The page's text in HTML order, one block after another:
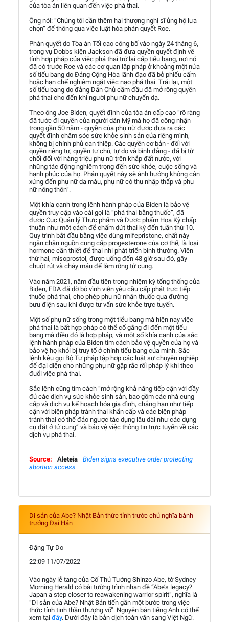
của tòa án liên quan đến việc phá thai.
Ông nói: “Chúng tôi cần thêm hai thượng nghị sĩ ủng hộ lựa
chọn” để thông qua việc luật hóa phán quyết Roe.
Phán quyết do Tòa án Tối cao công bố vào ngày 24 tháng 6,
trong vụ Dobbs kiện Jackson đã đưa quyền quyết định về
tính hợp pháp của việc phá thai trở lại cấp tiểu bang, nơi nó
đã có trước Roe và các cơ quan lập pháp ở khoảng một nửa
số tiểu bang do Đảng Cộng Hòa lãnh đạo đã bỏ phiếu cấm
hoặc hạn chế nghiêm ngặt việc nạo phá thai. Trái lại, một
số tiểu bang do đảng Dân Chủ cầm đầu đã mở rộng quyền
phá thai cho đến khi người phụ nữ chuyển dạ.
Theo ông Joe Biden, quyết định của tòa án cấp cao “rõ ràng
đã tước đi quyền của người dân Mỹ mà họ đã công nhận
trong gần 50 năm - quyền của phụ nữ được đưa ra các
quyết định chăm sóc sức khỏe sinh sản của riêng mình,
không bị chính phủ can thiệp. Các quyền cơ bản - đối với
quyền riêng tư, quyền tự chủ, tự do và bình đẳng - đã bị từ
chối đối với hàng triệu phụ nữ trên khắp đất nước, với
những tác động nghiêm trọng đến sức khỏe, cuộc sống và
hạnh phúc của họ. Phán quyết này sẽ ảnh hưởng không cân
xứng đến phụ nữ da màu, phụ nữ có thu nhập thấp và phụ
nữ nông thôn”.
Một khía cạnh trong lệnh hành pháp của Biden là bảo vệ
quyền truy cập vào cái gọi là “phá thai bằng thuốc”, đã
được Cục Quản lý Thực phẩm và Dược phẩm Hoa Kỳ chấp
thuận như một cách để chấm dứt thai kỳ đến tuần thứ 10.
Quy trình bắt đầu bằng việc dùng mifepristone, chất này
ngăn chặn nguồn cung cấp progesterone của cơ thể, là loại
hormone cần thiết để thai nhi phát triển bình thường. Viên
thứ hai, misoprostol, được uống đến 48 giờ sau đó, gây
chuột rút và chảy máu để làm rỗng tử cung.
Vào năm 2021, năm đầu tiên trong nhiệm kỳ tổng thống của
Biden, FDA đã dỡ bỏ vĩnh viễn yêu cầu cấp phát trực tiếp
thuốc phá thai, cho phép phụ nữ nhận thuốc qua đường
bưu điện sau khi được tư vấn sức khỏe trực tuyến.
Một số phụ nữ sống trong một tiểu bang mà hiện nay việc
phá thai là bất hợp pháp có thể cố gắng đi đến một tiểu
bang mà điều đó là hợp pháp, và một số khía cạnh của sắc
lệnh hành pháp của Biden tìm cách bảo vệ quyền của họ và
bảo vệ họ khỏi bị truy tố ở chính tiểu bang của mình. Sắc
lệnh kêu gọi Bộ Tư pháp tập hợp các luật sư chuyên nghiệp
để đại diện cho những phụ nữ gặp rắc rối pháp lý khi theo
đuổi việc phá thai.
Sắc lệnh cũng tìm cách “mở rộng khả năng tiếp cận với đầy
đủ các dịch vụ sức khỏe sinh sản, bao gồm các nhà cung
cấp và dịch vụ kế hoạch hóa gia đình, chẳng hạn như tiếp
cận với biện pháp tránh thai khẩn cấp và các biện pháp
tránh thai có thể đảo ngược tác dụng lâu dài như các dụng
cụ đặt ở tử cung” và bảo vệ việc thông tin trực tuyến về các
dịch vụ phá thai.
Source: Aleteia
Biden signs executive order protecting
abortion access
Di sản của Abe? Nhật Bản thức tỉnh trước chủ nghĩa bành
trướng Đại Hán
Đặng Tự Do
22:09 11/07/2022
Vào ngày lễ tang của Cố Thủ Tướng Shinzo Abe, tờ Sydney
Morning Herald có bài tường trình nhan đề “Abe’s legacy?
Japan a step closer to reawakening warrior spirit”, nghĩa là
“Di sản của Abe? Nhật Bản tiến gần một bước trong việc
thức tỉnh tinh thần thượng võ”. Nguyên bản tiếng Anh có thể
xem tại đây. Dưới đây là bản dịch toàn văn sang Việt Ngữ.